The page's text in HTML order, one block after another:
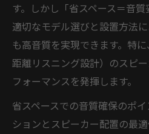
す。しかし「省スペース＝音質
適切なモデル選びと設置方法
も高音質を実現できます。特
距離リスニング設計）のスピ
フォーマンスを発揮します。
省スペースでの音質確保のポ
ションとスピーカー配置の最